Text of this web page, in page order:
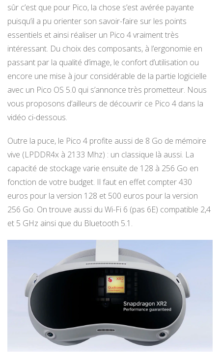
sûr c’est que pour Pico, la chose s’est avérée payante
puisqu’il a pu orienter son savoir-faire sur les points
essentiels et ainsi réaliser un Pico 4 vraiment très
intéressant. Du choix des composants, à l’ergonomie en
passant par la qualité d’image, le confort d’utilisation ou
encore une mise à jour considérable de la partie logicielle
avec un Pico OS 5.0 qui s’annonce très prometteur. Nous
vous proposons d’ailleurs de découvrir ce Pico 4 dans la
vidéo ci-dessous.
Outre la puce, le Pico 4 profite aussi de 8 Go de mémoire
vive (LPDDR4x à 2133 Mhz) : un classique là aussi. La
capacité de stockage varie ensuite de 128 à 256 Go en
fonction de votre budget. Il faut en effet compter 430
euros pour la version 128 et 500 euros pour la version
256 Go. On trouve aussi du Wi-Fi 6 (pas 6E) compatible 2,4
et 5 GHz ainsi que du Bluetooth 5.1.